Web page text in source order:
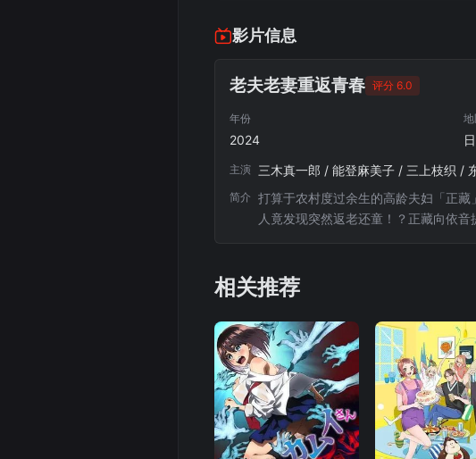
影片信息
老夫老妻重返青春 评分 6.0
年份
2024
地
主演 三木真一郎 / 能登麻美子 / 三上枝织 /
简介 打算于农村度过余生的高龄夫妇「正
人竟发现突然返老还童！？正藏向依
相关推荐